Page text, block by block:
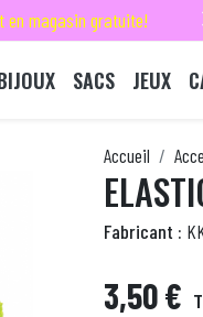
en magasin gratuite!
SACS JEUX
Accueil
Fabricant :
3,50 €